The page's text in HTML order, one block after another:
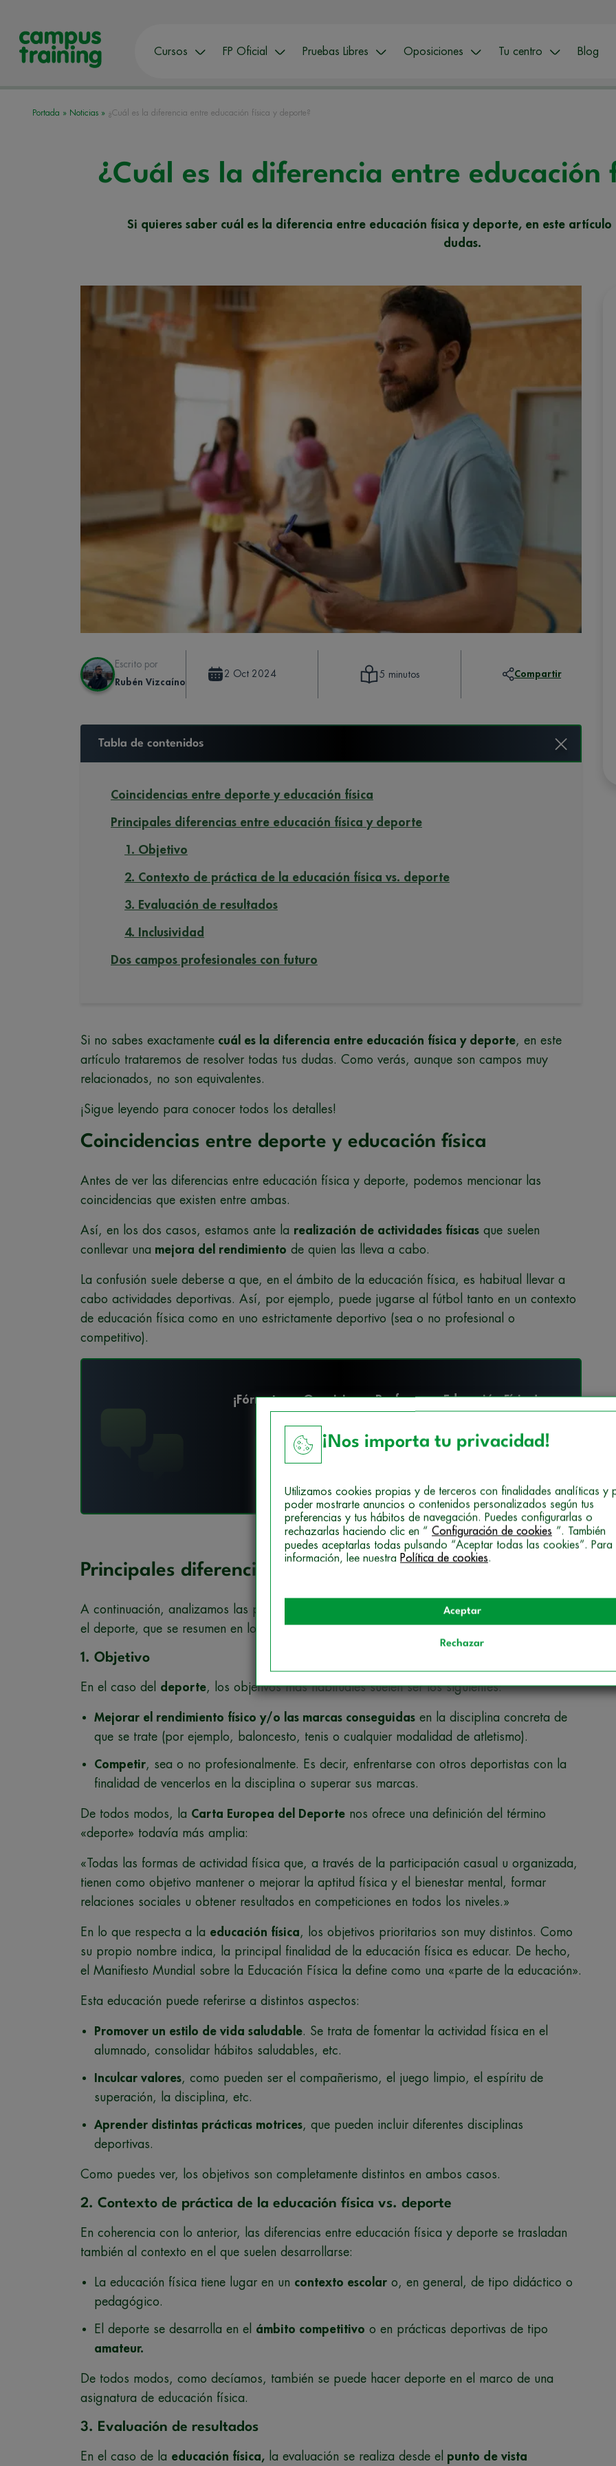
Cursos FP Oficial Pruebas Libres Oposiciones Tu centro Blog
Portada » Noticias » ¿Cuál es la diferencia entre educación física y deporte?
¿Cuál es la diferencia entre educación
Si quieres saber cuál es la diferencia entre educación física y deporte, en este
dudas.
Escrito por
Rubén Vizcaíno
2 Oct 2024 5 minutos Compartir
Tabla de contenidos
Coincidencias entre deporte y educación física
Principales diferencias entre educación física y deporte
1. Objetivo
2. Contexto de práctica de la educación física vs. deporte
3. Evaluación de resultados
4. Inclusividad
Dos campos profesionales con futuro
Si no sabes exactamente cuál es la diferencia entre educación física y deporte, en este
artículo trataremos de resolver todas tus dudas. Como verás, aunque son campos muy
relacionados, no son equivalentes.
¡Sigue leyendo para conocer todos los detalles!
Coincidencias entre deporte y educación física
Antes de ver las diferencias entre educación física y deporte, podemos mencionar las
coincidencias que existen entre ambas.
Así, en los dos casos, estamos ante la realización de actividades físicas que suelen
conllevar una mejora del rendimiento de quien las lleva a cabo.
La confusión suele deberse a que, en el ámbito de la educación física, es habitual llevar a
cabo actividades deportivas. Así, por ejemplo, puede jugarse al fútbol tanto en un contexto
de educación física como en uno estrictamente deportivo (sea o no profesional o
competitivo).
¡Fórmate en Oposiciones Profesor en Educación Física!
Descarga gratis la guía formativa
Principales diferencias entre educación física y deporte
A continuación, analizamos las principales diferencias que existen entre la educación física y
el deporte, que se resumen en los 4 aspectos siguientes:
1. Objetivo
En el caso del deporte, los objetivos más habituales suelen ser los siguientes:
Mejorar el rendimiento físico y/o las marcas conseguidas en la disciplina concreta de
que se trate (por ejemplo, baloncesto, tenis o cualquier modalidad de atletismo).
Competir, sea o no profesionalmente. Es decir, enfrentarse con otros deportistas con la
finalidad de vencerlos en la disciplina o superar sus marcas.
De todos modos, la Carta Europea del Deporte nos ofrece una definición del término
«deporte» todavía más amplia:
«Todas las formas de actividad física que, a través de la participación casual u organizada,
tienen como objetivo mantener o mejorar la aptitud física y el bienestar mental, formar
relaciones sociales u obtener resultados en competiciones en todos los niveles.»
En lo que respecta a la educación física, los objetivos prioritarios son muy distintos. Como
su propio nombre indica, la principal finalidad de la educación física es educar. De hecho,
el Manifiesto Mundial sobre la Educación Física la define como una «parte de la educación».
Esta educación puede referirse a distintos aspectos:
Promover un estilo de vida saludable. Se trata de fomentar la actividad física en el
alumnado, consolidar hábitos saludables, etc.
Inculcar valores, como pueden ser el compañerismo, el juego limpio, el espíritu de
superación, la disciplina, etc.
Aprender distintas prácticas motrices, que pueden incluir diferentes disciplinas
deportivas.
Como puedes ver, los objetivos son completamente distintos en ambos casos.
2. Contexto de práctica de la educación física vs. deporte
En coherencia con lo anterior, las diferencias entre educación física y deporte se trasladan
también al contexto en el que suelen desarrollarse:
La educación física tiene lugar en un contexto escolar o, en general, de tipo didáctico o
pedagógico.
El deporte se desarrolla en el ámbito competitivo o en prácticas deportivas de tipo
amateur.
De todos modos, como decíamos, también se puede hacer deporte en el marco de una
asignatura de educación física.
3. Evaluación de resultados
En el caso de la educación física, la evaluación se realiza desde el punto de vista
¡Nos importa tu privacidad!
Utilizamos cookies propias y de terceros con finalidades analíticas y
poder mostrarte anuncios o contenidos personalizados según tus
preferencias y tus hábitos de navegación. Puedes configurarlas o
rechazarlas haciendo clic en “ Configuración de cookies ”. También
puedes aceptarlas todas pulsando “Aceptar todas las cookies”. Para
información, lee nuestra Política de cookies.
Aceptar
Rechazar